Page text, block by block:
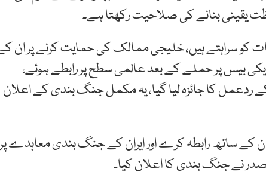
یقینی بنانے کی صلاحیت رکھتا ہے۔
کو سراہتے ہیں، خلیجی ممالک کی حمایت کرنے پر ان
بیس پر حملے کے بعد عالمی سطح پر رابطے ہوئے،
ردعمل کا جائزہ لیا گیا، یہ مکمل جنگ بندی کے اعلان
کے ساتھ رابطہ کرے اور ایران کے جنگ بندی معاہدے
صدر نے جنگ بندی کا اعلان کیا۔